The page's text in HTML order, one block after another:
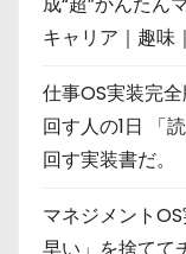
キャリア｜趣味
仕事OS実装完
回す人の1日 「
回す実装書だ。
マネジメント